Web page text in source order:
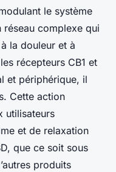
le système
complexe qui
la douleur et à
récepteurs CB1 et
et périphérique, il
Cette action
utilisateurs
et de relaxation
que ce soit sous
produits